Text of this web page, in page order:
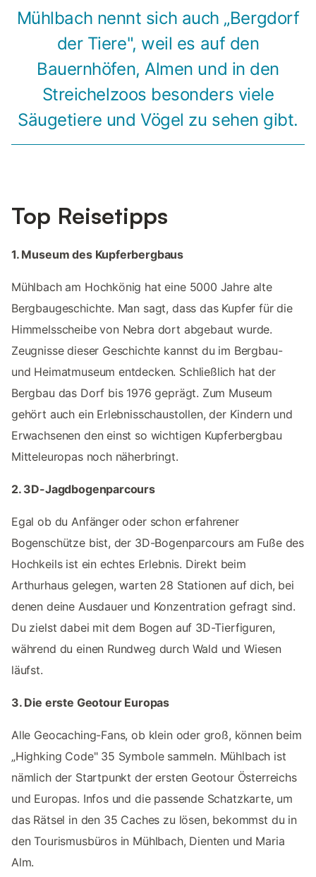
Mühlbach nennt sich auch „Bergdorf
der Tiere", weil es auf den
Bauernhöfen, Almen und in den
Streichelzoos besonders viele
Säugetiere und Vögel zu sehen gibt.
Top Reisetipps
1. Museum des Kupferbergbaus
Mühlbach am Hochkönig hat eine 5000 Jahre alte
Bergbaugeschichte. Man sagt, dass das Kupfer für die
Himmelsscheibe von Nebra dort abgebaut wurde.
Zeugnisse dieser Geschichte kannst du im Bergbau-
und Heimatmuseum entdecken. Schließlich hat der
Bergbau das Dorf bis 1976 geprägt. Zum Museum
gehört auch ein Erlebnisschaustollen, der Kindern und
Erwachsenen den einst so wichtigen Kupferbergbau
Mitteleuropas noch näherbringt.
2. 3D-Jagdbogenparcours
Egal ob du Anfänger oder schon erfahrener
Bogenschütze bist, der 3D-Bogenparcours am Fuße des
Hochkeils ist ein echtes Erlebnis. Direkt beim
Arthurhaus gelegen, warten 28 Stationen auf dich, bei
denen deine Ausdauer und Konzentration gefragt sind.
Du zielst dabei mit dem Bogen auf 3D-Tierfiguren,
während du einen Rundweg durch Wald und Wiesen
läufst.
3. Die erste Geotour Europas
Alle Geocaching-Fans, ob klein oder groß, können beim
„Highking Code" 35 Symbole sammeln. Mühlbach ist
nämlich der Startpunkt der ersten Geotour Österreichs
und Europas. Infos und die passende Schatzkarte, um
das Rätsel in den 35 Caches zu lösen, bekommst du in
den Tourismusbüros in Mühlbach, Dienten und Maria
Alm.